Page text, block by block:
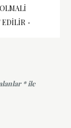
EDILIR
*ile